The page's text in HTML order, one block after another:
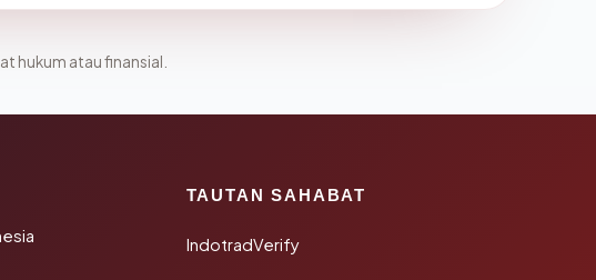
hukum atau finansial.
TAUTAN SAHABAT
IndotradVerify